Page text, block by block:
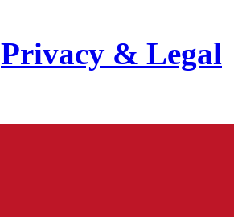
Privacy & Legal